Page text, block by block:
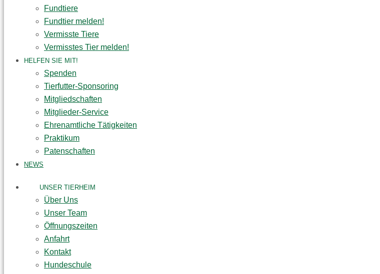
Fundtiere
Fundtier melden!
Vermisste Tiere
Vermisstes Tier melden!
HELFEN SIE MIT!
Spenden
Tierfutter-Sponsoring
Mitgliedschaften
Mitglieder-Service
Ehrenamtliche Tätigkeiten
Praktikum
Patenschaften
NEWS
UNSER TIERHEIM
Über Uns
Unser Team
Öffnungszeiten
Anfahrt
Kontakt
Hundeschule